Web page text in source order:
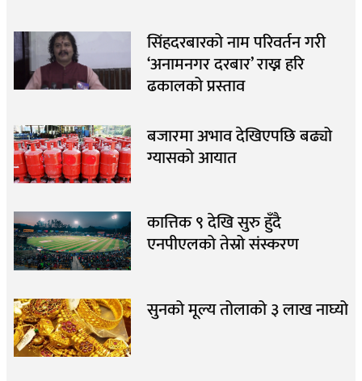
सिंहदरबारको नाम परिवर्तन गरी
‘अनामनगर दरबार’ राख्न हरि
ढकालको प्रस्ताव
बजारमा अभाव देखिएपछि बढ्यो
ग्यासको आयात
कात्तिक ९ देखि सुरु हुँदै
एनपीएलको तेस्रो संस्करण
सुनको मूल्य तोलाको ३ लाख नाघ्यो